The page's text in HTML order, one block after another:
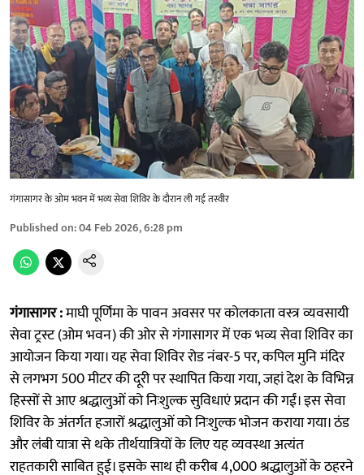
गंगासागर के ओम भवन में भव्य सेवा शिविर के दौरान ली गई तस्वीर
Published on:04 Feb 2026, 6:28 pm
गंगासागर :माघी पूर्णिमा के पावन अवसर पर कोलकाता वस्त्र व्यवसायी
सेवा ट्रस्ट (ओम भवन) की ओर से गंगासागर में एक भव्य सेवा शिविर का
आयोजन किया गया। यह सेवा शिविर रोड नंबर-5 पर, कपिल मुनि मंदिर
से लगभग 500 मीटर की दूरी पर स्थापित किया गया, जहां देश के विभिन्न
हिस्सों से आए श्रद्धालुओं को निःशुल्क सुविधाएं प्रदान की गईं। इस सेवा
शिविर के अंतर्गत हजारों श्रद्धालुओं को निःशुल्क भोजन कराया गया। ठंड
और लंबी यात्रा से थके तीर्थयात्रियों के लिए यह व्यवस्था अत्यंत
राहतकारी साबित हुई। इसके साथ ही करीब 4,000 श्रद्धालुओं के ठहरने